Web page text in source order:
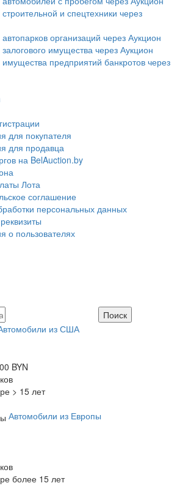
и спецтехники через
организаций через Аукцион
имущества через Аукцион
предприятий банкротов через
для покупателя
для продавца
на BelAuction.by
Лота
соглашение
персональных данных
о пользователях
из США
BYN
> 15 лет
Автомобили из Европы
более 15 лет